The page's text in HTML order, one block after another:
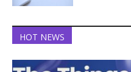
HOT NEWS